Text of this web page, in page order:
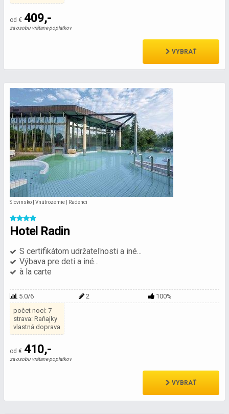
od € 409,-
za osobu vrátane poplatkov
VYBRAŤ
Slovinsko | Vnútrozemie | Radenci
Hotel Radin
S certifikátom udržateľnosti a iné...
Výbava pre deti a iné...
à la carte
5.0/6 2
100%
počet nocí: 7
strava: Raňajky
vlastná doprava
od € 410,-
za osobu vrátane poplatkov
VYBRAŤ